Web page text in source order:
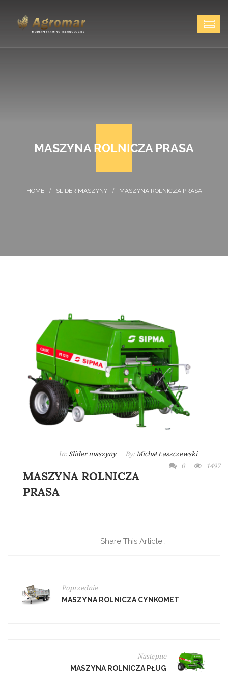
MASZYNA ROLNICZA PRASA
SLIDER MASZYNY MASZYNA ROLNICZA PRASA
In: Slider maszyny By: Michał Łaszczewski
0
1497
MASZYNA ROLNICZA
PRASA
Share This Article :
Poprzednie
MASZYNA ROLNICZA CYNKOMET
Następne
MASZYNA ROLNICZA PŁUG